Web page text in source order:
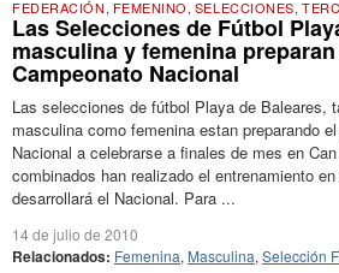
FEDERACIÓN, FEMENINO, SELECCIONES,
Las Selecciones de Fútbol
masculina y femenina
Campeonato Nacional
Las selecciones de fútbol Playa de Baleares,
masculina como femenina estan preparando
Nacional a celebrarse a finales de mes en
combinados han realizado el entrenamiento
desarrollará el Nacional. Para ...
14 de julio de 2010
Relacionados: Femenina, Masculina, Selección